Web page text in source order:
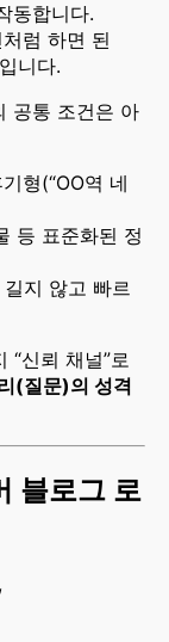
동합니다.
럼 하면 된
입니다.
공통 조건은 아
형(“OO역 네
등 표준화된 정
길지 않고 빠르
“신뢰 채널”로
(질문)의 성격
블로그 로